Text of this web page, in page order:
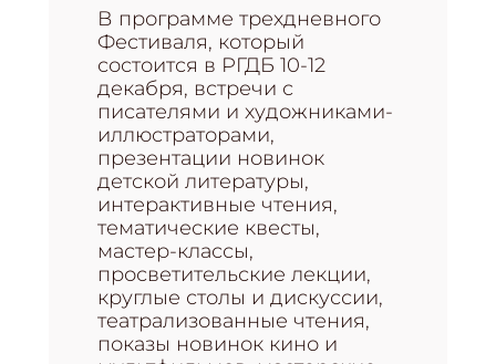
В программе трехдневного
Фестиваля, который
состоится в РГДБ 10-12
декабря, встречи с
писателями и художниками-
иллюстраторами,
презентации новинок
детской литературы,
интерактивные чтения,
тематические квесты,
мастер-классы,
просветительские лекции,
круглые столы и дискуссии,
театрализованные чтения,
показы новинок кино и